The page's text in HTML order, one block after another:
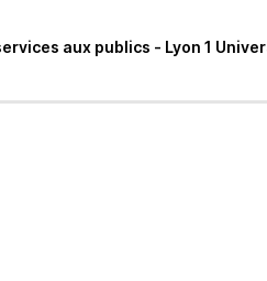
aux publics - Lyon 1